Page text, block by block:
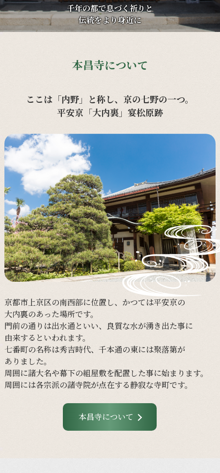
千年の都で息づく祈りと
伝統をより身近に
本昌寺について
ここは「内野」と称し、京の七野の一つ。
平安京「大内裏」宴松原跡
京都市上京区の南西部に位置し、 かつては平安京の
大内裏のあった場所です。
門前の通りは出水通といい、 良質な水が湧き出た事に
由来するといわれます。
七番町の名称は秀吉時代、 千本通の東には聚落第が
ありました。
周囲に諸大名や幕下の組屋敷を配置した事に始まります。
周囲には各宗派の諸寺院が点在する静寂な寺町です。
本昌寺について